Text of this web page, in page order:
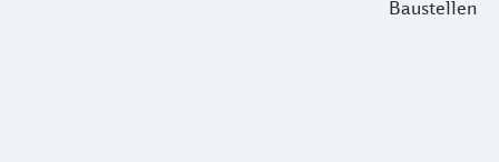
Baustellen